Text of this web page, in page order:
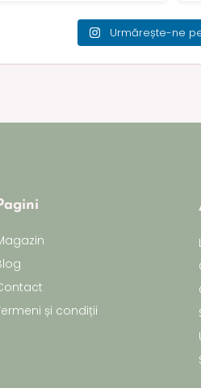
Urmărește-ne
și condiții